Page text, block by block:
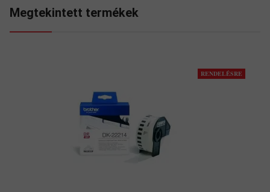
Megtekintett termékek
RENDELÉSRE